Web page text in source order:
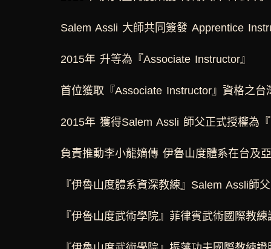
Salem Assli 大師共同簽發 Apprentice
2015年 升等為『Associate Instructor』
首位獲取『Associate Instructor』資格之台
2015年 獲得Salem Assli 師父正式授權為
負責推動李小龍嫡傳 伊魯山度體系在台及
『伊魯山度體系資深教練』Salem Assli師
『伊魯山度武術學院』菲律賓武術國際教練